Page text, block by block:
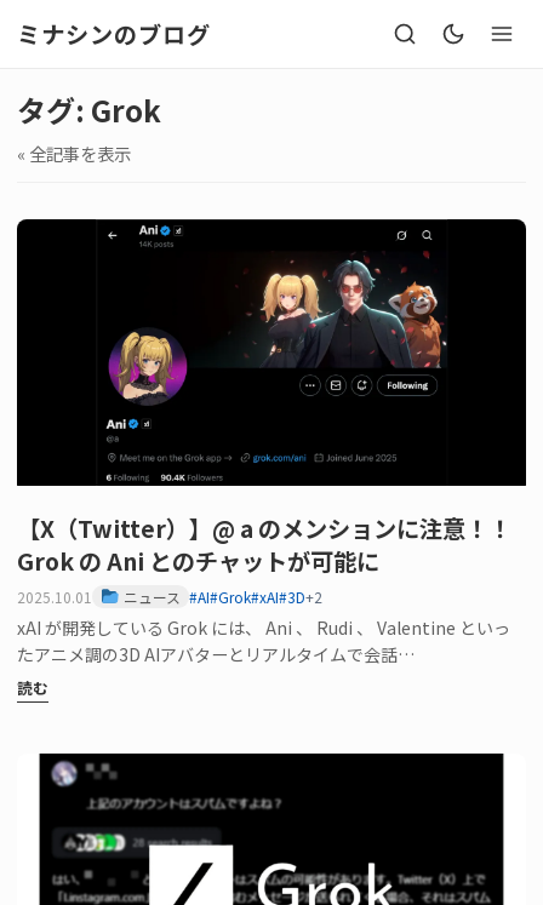
ミナシンのブログ
タグ: Grok
« 全記事を表示
【X（Twitter）】@ a のメンションに注意！！
Grok の Ani とのチャットが可能に
2025.10.01 ニュース #AI#Grok#xAI#3D+2
xAI が開発している Grok には、 Ani 、 Rudi 、 Valentine といっ
たアニメ調の3D AIアバターとリアルタイムで会話…
読む